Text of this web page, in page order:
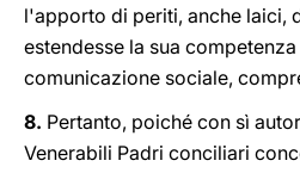
l'apporto di periti, anche laici,
estendesse la sua
comunicazione sociale,
8. Pertanto, poiché con sì
Venerabili Padri conciliari